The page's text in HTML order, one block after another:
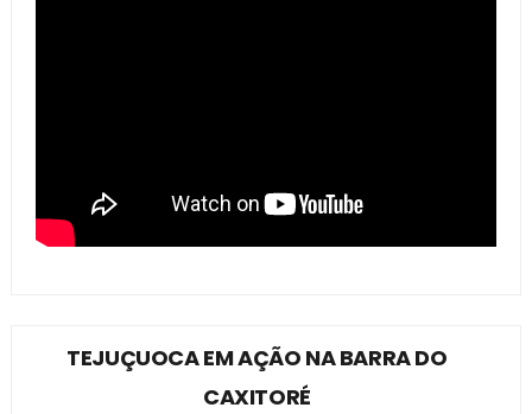
TEJUÇUOCA EM AÇÃO NA BARRA DO
CAXITORÉ